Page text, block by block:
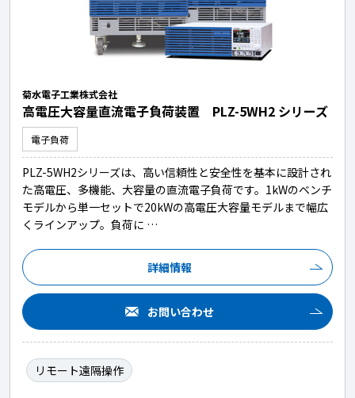
菊水電子工業株式会社
高電圧大容量直流電子負荷装置 PLZ-5WH2 シリーズ
電子負荷
PLZ-5WH2シリーズは、高い信頼性と安全性を基本に設計され
た高電圧、多機能、大容量の直流電子負荷です。1kWのベンチ
モデルから単一セットで20kWの高電圧大容量モデルまで幅広
くラインアップ。負荷に …
詳細情報
お問い合わせ
リモート遠隔操作